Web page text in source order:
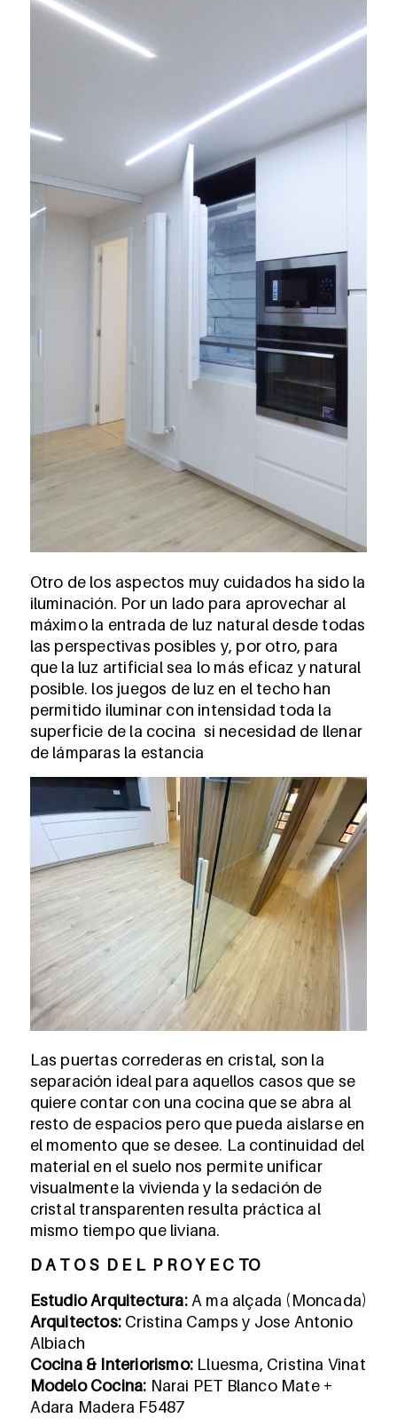
Otro de los aspectos muy cuidados ha sido la
iluminación. Por un lado para aprovechar al
máximo la entrada de luz natural desde todas
las perspectivas posibles y, por otro, para
que la luz artificial sea lo más eficaz y natural
posible. los juegos de luz en el techo han
permitido iluminar con intensidad toda la
superficie de la cocina si necesidad de llenar
de lámparas la estancia
Las puertas correderas en cristal, son la
separación ideal para aquellos casos que se
quiere contar con una cocina que se abra al
resto de espacios pero que pueda aislarse en
el momento que se desee. La continuidad del
material en el suelo nos permite unificar
visualmente la vivienda y la sedación de
cristal transparenten resulta práctica al
mismo tiempo que liviana.
D A T O S D E L P R O Y E C TO
Estudio Arquitectura: A ma alçada (Moncada)
Arquitectos: Cristina Camps y Jose Antonio
Albiach
Cocina & Interiorismo: Lluesma, Cristina Vinat
Modelo Cocina: Narai PET Blanco Mate +
Adara Madera F5487